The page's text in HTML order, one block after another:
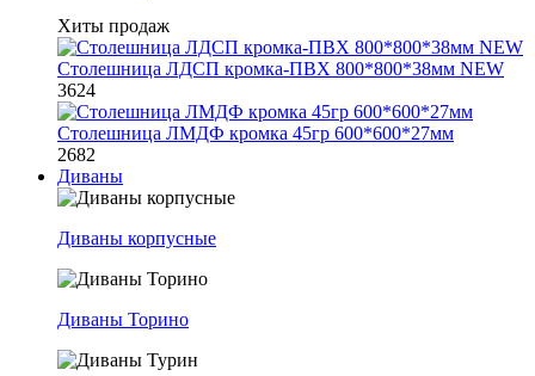
Хиты продаж
Столешница ЛДСП кромка-ПВХ 800*800*38мм NEW
3624
Столешница ЛМДФ кромка 45гр 600*600*27мм
2682
Диваны
Диваны корпусные
Диваны Торино